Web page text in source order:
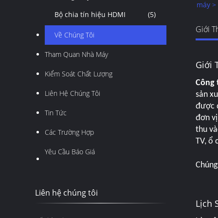
Bộ chia tín hiệu HDMI
(5)
Về Chúng Tôi
Tham Quan Nhà Máy
Kiểm Soát Chất Lượng
Liên Hệ Chúng Tôi
Tin Tức
Các Trường Hợp
Yêu Cầu Báo Giá
Liên hệ chúng tôi
máy >
Giới
Giới
Công
sản
được
đơn
thu
TV, ổ
Lịch